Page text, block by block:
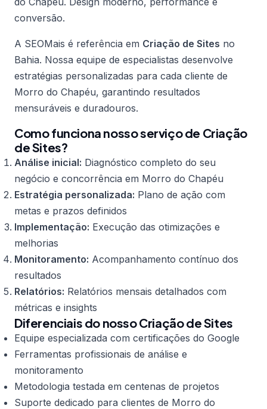
conversão.
A SEOMais é referência em Criação de Sites no
Bahia. Nossa equipe de especialistas desenvolve
estratégias personalizadas para cada cliente de
Morro do Chapéu, garantindo resultados
mensuráveis e duradouros.
Como funciona nosso serviço de Criação
de Sites?
Análise inicial: Diagnóstico completo do seu
negócio e concorrência em Morro do Chapéu
Estratégia personalizada: Plano de ação com
metas e prazos definidos
Implementação: Execução das otimizações e
melhorias
Monitoramento: Acompanhamento contínuo dos
resultados
Relatórios: Relatórios mensais detalhados com
métricas e insights
Diferenciais do nosso Criação de Sites
Equipe especializada com certificações do Google
Ferramentas profissionais de análise e
monitoramento
Metodologia testada em centenas de projetos
Suporte dedicado para clientes de Morro do